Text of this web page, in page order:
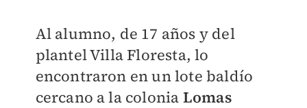
Al alumno, de 17 años y del
plantel Villa Floresta, lo
encontraron en un lote baldío
cercano a la colonia Lomas